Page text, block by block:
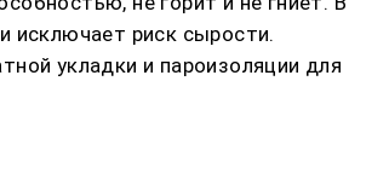
исключает риск сырости.
укладки и пароизоляции для